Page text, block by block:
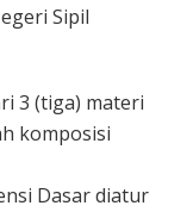
Sipil
3 (tiga) materi
komposisi
Dasar diatur